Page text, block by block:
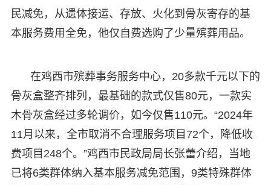
民减免，从遗体接运、存放、火化到骨灰寄存的基
本服务费用全免，他仅自费选购了少量殡葬用品。
在鸡西市殡葬事务服务中心，20多款千元以下的
骨灰盒整齐排列，最基础的款式仅售80元，一款实
木骨灰盒经过多轮调价，如今仅售110元。“2024年
11月以来，全市取消不合理服务项目72个，降低收
费项目248个。”鸡西市民政局局长张蕾介绍，当地
已将6类群体纳入基本服务减免范围，9类特殊群体